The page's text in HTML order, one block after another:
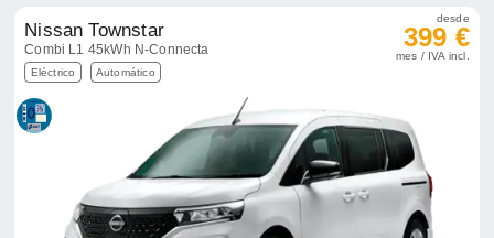
Nissan Townstar
Combi L1 45kWh N-Connecta
Eléctrico Automático
desde
399 €
mes / IVA incl.